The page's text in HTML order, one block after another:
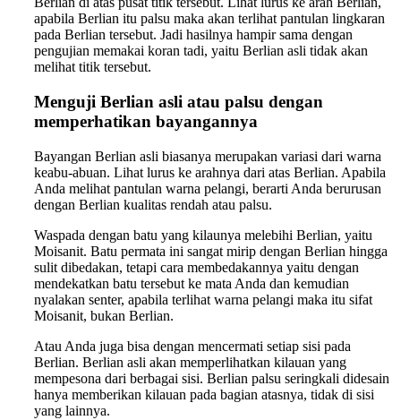
apabila Berlian itu palsu maka akan terlihat pantulan lingkaran
pada Berlian tersebut. Jadi hasilnya hampir sama dengan
pengujian memakai koran tadi, yaitu Berlian asli tidak akan
melihat titik tersebut.
Menguji Berlian asli atau palsu dengan
memperhatikan bayangannya
Bayangan Berlian asli biasanya merupakan variasi dari warna
keabu-abuan. Lihat lurus ke arahnya dari atas Berlian. Apabila
Anda melihat pantulan warna pelangi, berarti Anda berurusan
dengan Berlian kualitas rendah atau palsu.
Waspada dengan batu yang kilaunya melebihi Berlian, yaitu
Moisanit. Batu permata ini sangat mirip dengan Berlian hingga
sulit dibedakan, tetapi cara membedakannya yaitu dengan
mendekatkan batu tersebut ke mata Anda dan kemudian
nyalakan senter, apabila terlihat warna pelangi maka itu sifat
Moisanit, bukan Berlian.
Atau Anda juga bisa dengan mencermati setiap sisi pada
Berlian. Berlian asli akan memperlihatkan kilauan yang
mempesona dari berbagai sisi. Berlian palsu seringkali didesain
hanya memberikan kilauan pada bagian atasnya, tidak di sisi
yang lainnya.